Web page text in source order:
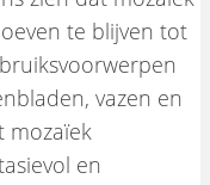
te blijven tot
vazen en
mozaïek
en